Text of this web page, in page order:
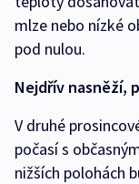
mlze nebo nízké
pod nulou.
Nejdřív nasněží,
V druhé
počasí s
nižších polohách